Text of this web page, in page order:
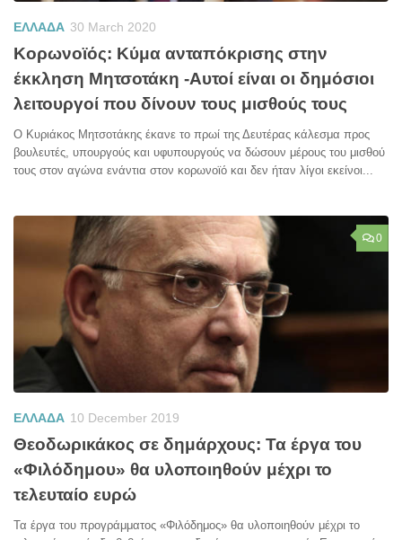
ΕΛΛΑΔΑ 30 March 2020
Κορωνοϊός: Κύμα ανταπόκρισης στην
έκκληση Μητσοτάκη -Αυτοί είναι οι δημόσιοι
λειτουργοί που δίνουν τους μισθούς τους
Ο Κυριάκος Μητσοτάκης έκανε το πρωί της Δευτέρας κάλεσμα προς
βουλευτές, υπουργούς και υφυπουργούς να δώσουν μέρους του μισθού
τους στον αγώνα ενάντια στον κορωνοϊό και δεν ήταν λίγοι εκείνοι...
0
ΕΛΛΑΔΑ 10 December 2019
Θεοδωρικάκος σε δημάρχους: Τα έργα του
«Φιλόδημου» θα υλοποιηθούν μέχρι το
τελευταίο ευρώ
Τα έργα του προγράμματος «Φιλόδημος» θα υλοποιηθούν μέχρι το